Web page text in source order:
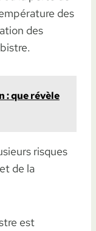
des
des
: que révèle
risques
de la
est